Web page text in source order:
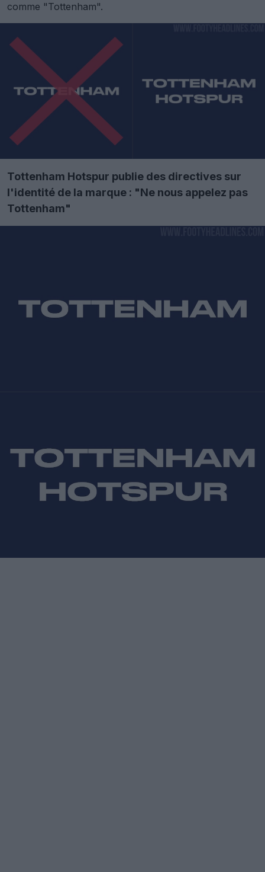
comme "Tottenham".
Tottenham Hotspur publie des directives sur
l'identité de la marque : "Ne nous appelez pas
Tottenham"